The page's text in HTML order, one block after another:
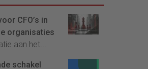
CFO’s in
organisaties
aan het...
schakel